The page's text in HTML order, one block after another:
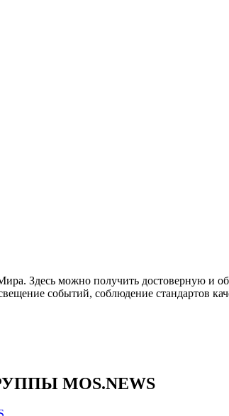
Здесь можно получить достоверную и
событий, соблюдение стандартов
MOS.NEWS